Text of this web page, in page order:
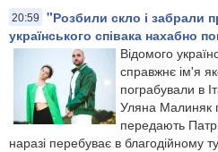
20:59
"Розбили скло і забрали
українського співака нахабно
Відомого
справжнє ім'я
пограбували в
Уляна Малиняк
передають
наразі перебуває в благодійному